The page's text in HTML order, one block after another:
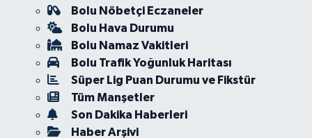
Bolu Nöbetçi Eczaneler
Bolu Hava Durumu
Bolu Namaz Vakitleri
Bolu Trafik Yoğunluk Haritası
Süper Lig Puan Durumu ve Fikstür
Tüm Manşetler
Son Dakika Haberleri
Haber Arşivi